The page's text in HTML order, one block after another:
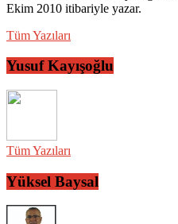
Ekim 2010 itibariyle yazar.
Tüm Yazıları
Yusuf Kayışoğlu
Tüm Yazıları
Yüksel Baysal